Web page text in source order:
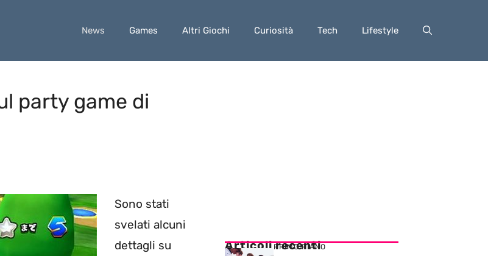
News Games Altri Giochi Curiosità Tech Lifestyle
party game di
Sono stati
svelati alcuni
dettagli su
Articoli recenti
PRIMO PIANO